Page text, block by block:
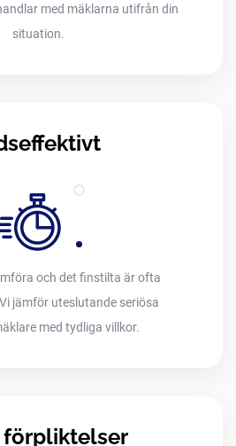
med mäklarna utifrån din
situation.
och det finstilta är ofta
jämför uteslutande seriösa
med tydliga villkor.
förpliktelser